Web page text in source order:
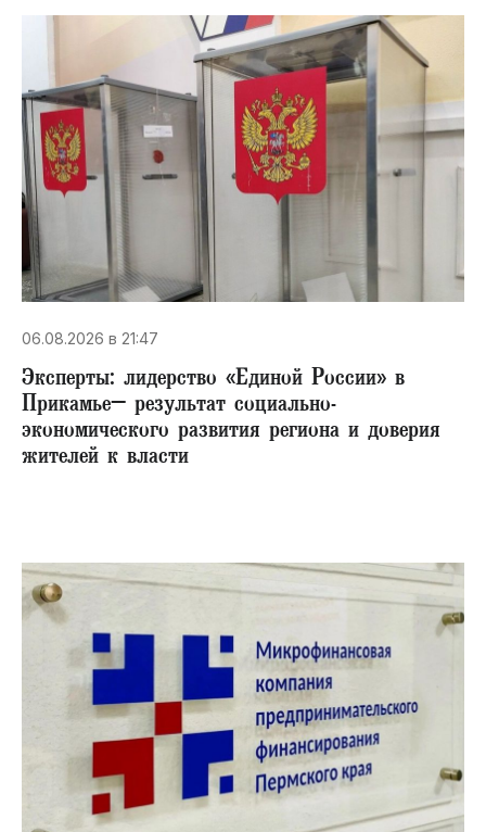
06.08.2026 в 21:47
Эксперты: лидерство «Единой России» в
Прикамье– результат социально-
экономического развития региона и доверия
жителей к власти